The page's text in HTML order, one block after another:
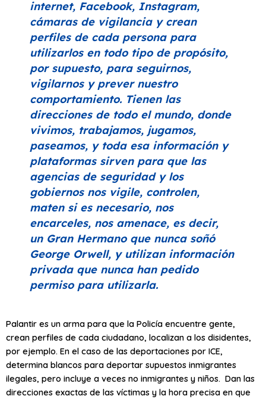
internet, Facebook, Instagram,
cámaras de vigilancia y crean
perfiles de cada persona para
utilizarlos en todo tipo de propósito,
por supuesto, para seguirnos,
vigilarnos y prever nuestro
comportamiento. Tienen las
direcciones de todo el mundo, donde
vivimos, trabajamos, jugamos,
paseamos, y toda esa información y
plataformas sirven para que las
agencias de seguridad y los
gobiernos nos vigile, controlen,
maten si es necesario, nos
encarceles, nos amenace, es decir,
un Gran Hermanoque nunca soñó
George Orwell, y utilizan información
privada que nunca han pedido
permiso para utilizarla.
Palantir es un arma para que la Policía encuentre gente,
crean perfiles de cada ciudadano, localizan a los disidentes,
por ejemplo. En el caso de las deportaciones por ICE,
determina blancos para deportar supuestos inmigrantes
ilegales, pero incluye a veces no inmigrantes y niños. Dan las
direcciones exactas de las víctimas y la hora precisa en que